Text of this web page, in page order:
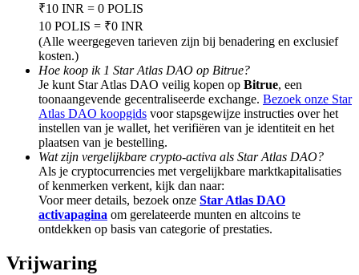
Deposit CASHCAT & Win
Share 500000 CASHCAT prize pool
Exclusive for BitMart Users
Register & Trade to Win 500,000 USDT
Precious Metals Trading Carnival
Trade Gold & Silver · 33,333 USDT Bonus
₹10 INR = 0 POLIS
10 POLIS = ₹0 INR
(Alle weergegeven tarieven zijn bij benadering en exclusief
kosten.)
Hoe koop ik 1 Star Atlas DAO op Bitrue?
Je kunt Star Atlas DAO veilig kopen op Bitrue, een
toonaangevende gecentraliseerde exchange. Bezoek onze Star
Atlas DAO koopgids voor stapsgewijze instructies over het
instellen van je wallet, het verifiëren van je identiteit en het
plaatsen van je bestelling.
Wat zijn vergelijkbare crypto-activa als Star Atlas DAO?
Als je cryptocurrencies met vergelijkbare marktkapitalisaties
of kenmerken verkent, kijk dan naar:
Voor meer details, bezoek onze Star Atlas DAO
activapagina om gerelateerde munten en altcoins te
ontdekken op basis van categorie of prestaties.
Vrijwaring